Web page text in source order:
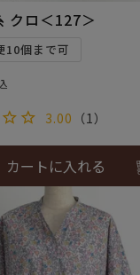
クロ＜127＞
10個まで可
3.00 （1）
カートに入れる